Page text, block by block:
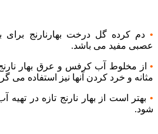
•دم کرده گل درخت بهارنارنج
عصبی مفید می باشد.
• از مخلوط آب کرفس و عرق بهار
مثانه و خرد کردن آنها نیز استفاده می
• بهتر است از بهار نارنج تازه در تهیه
شود.